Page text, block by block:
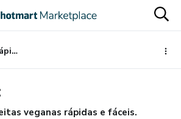
Receitas veganas rápidas e fáceis.
veganas rápidas e fáceis.